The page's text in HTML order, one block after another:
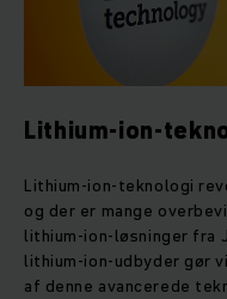
Lithium-ion-
Lithium-ion-teknologi
og der er mange
lithium-ion-løsninger fra
lithium-ion-udbyder gør
af denne avancerede